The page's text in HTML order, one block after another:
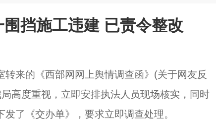
挡施工违建 已责令整改
来的《西部网网上舆情调查函》(关于网友反
高度重视，立即安排执法人员现场核实，同时
了《交办单》，要求立即调查处理。